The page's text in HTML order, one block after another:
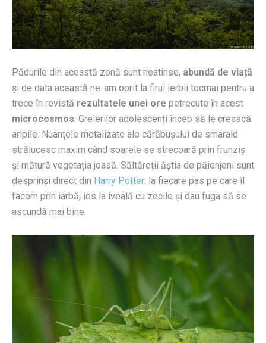
Pădurile din această zonă sunt neatinse, abundă de viață
și de data această ne-am oprit la firul ierbii tocmai pentru a
trece în revistă rezultatele unei ore petrecute în acest
microcosmos . Greierilor adolescenți încep să le crească
aripile. Nuanțele metalizate ale cărăbușului de smarald
strălucesc maxim când soarele se strecoară prin frunziș
și mătură vegetația joasă. Săltăreții ăștia de păienjeni sunt
desprinși direct din Harry Potter: la fiecare pas pe care îl
facem prin iarbă, ies la iveală cu zecile și dau fuga să se
ascundă mai bine.